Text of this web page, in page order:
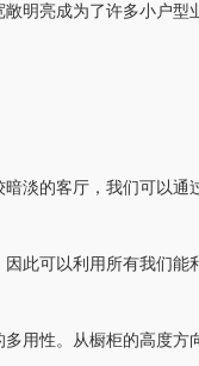
亮成为了许多小户型
的客厅，我们可以通
可以利用所有我们能
性。从橱柜的高度方